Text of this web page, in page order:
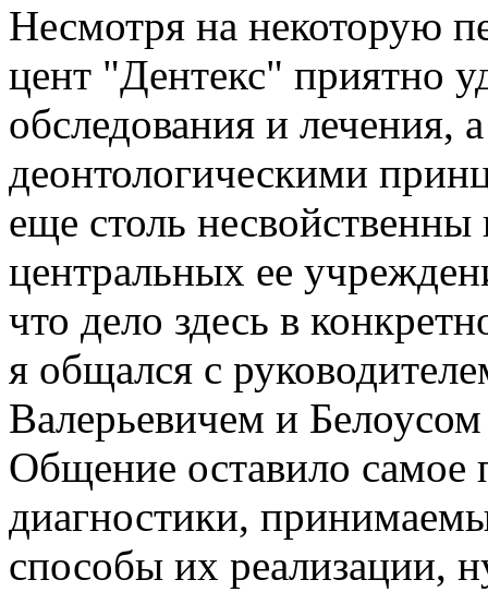
Несмотря на некоторую
цент "Дентекс" приятно
обследования и лечения,
деонтологическими
еще столь
центральных ее
что дело здесь в
я общался с
Валерьевичем и
Общение оставило самое
диагностики,
способы их реализации,